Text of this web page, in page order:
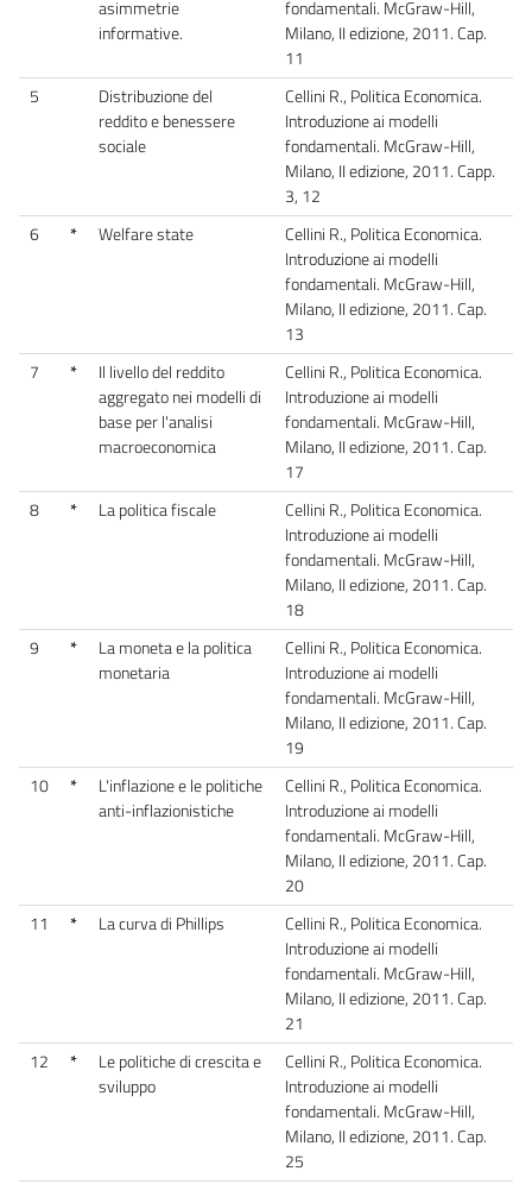
asimmetrie
informative.
fondamentali. McGraw-Hill,
Milano, II edizione, 2011. Cap.
11
5
Distribuzione del
reddito e benessere
sociale
Cellini R., Politica Economica.
Introduzione ai modelli
fondamentali. McGraw-Hill,
Milano, II edizione, 2011. Capp.
3, 12
6
* Welfare state
Cellini R., Politica Economica.
Introduzione ai modelli
fondamentali. McGraw-Hill,
Milano, II edizione, 2011. Cap.
13
7
*
Il livello del reddito
aggregato nei modelli di
base per l'analisi
macroeconomica
Cellini R., Politica Economica.
Introduzione ai modelli
fondamentali. McGraw-Hill,
Milano, II edizione, 2011. Cap.
17
8
* La politica fiscale
Cellini R., Politica Economica.
Introduzione ai modelli
fondamentali. McGraw-Hill,
Milano, II edizione, 2011. Cap.
18
9
*
La moneta e la politica
monetaria
Cellini R., Politica Economica.
Introduzione ai modelli
fondamentali. McGraw-Hill,
Milano, II edizione, 2011. Cap.
19
10
*
L'inflazione e le politiche
anti-inflazionistiche
Cellini R., Politica Economica.
Introduzione ai modelli
fondamentali. McGraw-Hill,
Milano, II edizione, 2011. Cap.
20
11
* La curva di Phillips
Cellini R., Politica Economica.
Introduzione ai modelli
fondamentali. McGraw-Hill,
Milano, II edizione, 2011. Cap.
21
12
*
Le politiche di crescita e
sviluppo
Cellini R., Politica Economica.
Introduzione ai modelli
fondamentali. McGraw-Hill,
Milano, II edizione, 2011. Cap.
25